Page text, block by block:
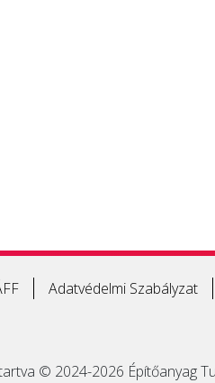
Adatvédelmi Szabályzat
© 2024-2026 Építőanyag